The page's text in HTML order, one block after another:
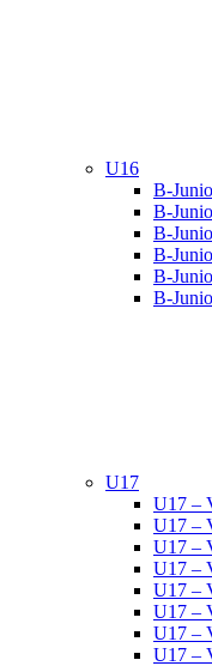
U16
B-
B-
B-
B-
B-
B-
U17
U17 –
U17 –
U17 –
U17 –
U17 –
U17 –
U17 –
U17 –